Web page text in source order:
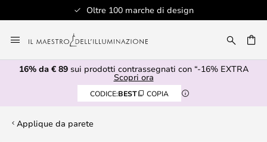
Oltre 100 marche di design
al
contenuto
16% da € 89sui prodotti contrassegnati con “-16% EXTRA
Scopri ora
CODICE:BEST COPIA
Applique da parete